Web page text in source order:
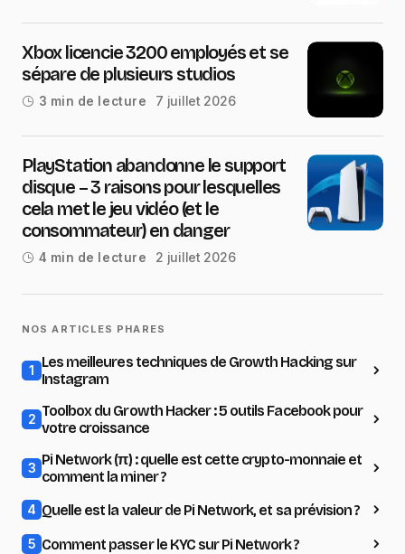
Xbox licencie 3200 employés et se
sépare de plusieurs studios
3 min de lecture 7 juillet 2026
PlayStation abandonne le support
disque – 3 raisons pour lesquelles
cela met le jeu vidéo (et le
consommateur) en danger
4 min de lecture 2 juillet 2026
NOS ARTICLES PHARES
1 Les meilleures techniques de Growth Hacking sur
Instagram
2 Toolbox du Growth Hacker : 5 outils Facebook pour
votre croissance
3 Pi Network (π) : quelle est cette crypto-monnaie et
comment la miner ?
4 Quelle est la valeur de Pi Network, et sa prévision ?
5 Comment passer le KYC sur Pi Network ?